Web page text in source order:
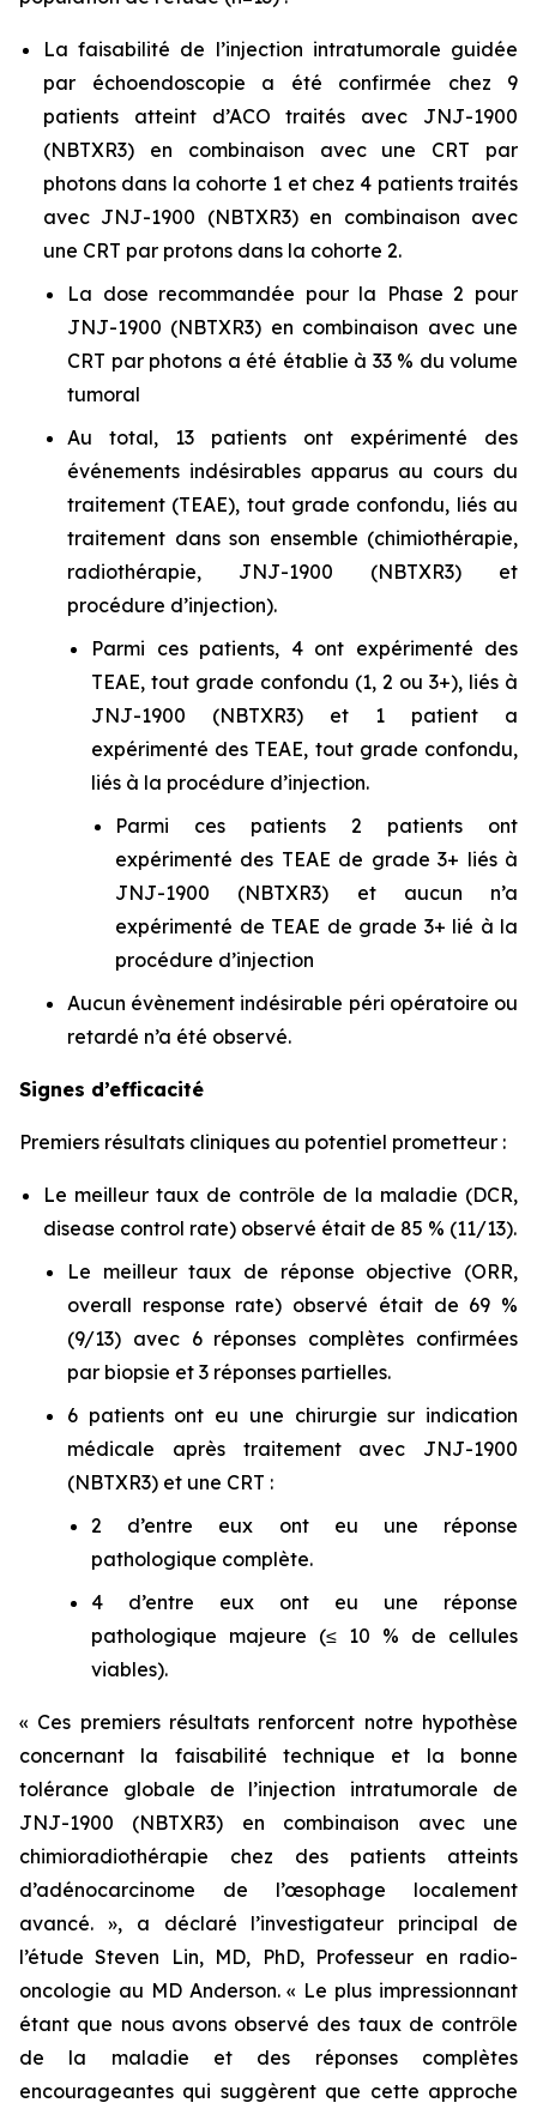
La faisabilité de l’injection intratumorale guidée
par échoendoscopie a été confirmée chez 9
patients atteint d’ACO traités avec JNJ-1900
(NBTXR3) en combinaison avec une CRT par
photons dans la cohorte 1 et chez 4 patients traités
avec JNJ-1900 (NBTXR3) en combinaison avec
une CRT par protons dans la cohorte 2.
La dose recommandée pour la Phase 2 pour
JNJ-1900 (NBTXR3) en combinaison avec une
CRT par photons a été établie à 33 % du volume
tumoral
Au total, 13 patients ont expérimenté des
événements indésirables apparus au cours du
traitement (TEAE), tout grade confondu, liés au
traitement dans son ensemble (chimiothérapie,
radiothérapie, JNJ-1900 (NBTXR3) et
procédure d’injection).
Parmi ces patients, 4 ont expérimenté des
TEAE, tout grade confondu (1, 2 ou 3+), liés à
JNJ-1900 (NBTXR3) et 1 patient a
expérimenté des TEAE, tout grade confondu,
liés à la procédure d’injection.
Parmi ces patients 2 patients ont
expérimenté des TEAE de grade 3+ liés à
JNJ-1900 (NBTXR3) et aucun n’a
expérimenté de TEAE de grade 3+ lié à la
procédure d’injection
Aucun évènement indésirable péri opératoire ou
retardé n’a été observé.
Signes d’efficacité
Premiers résultats cliniques au potentiel prometteur :
Le meilleur taux de contrôle de la maladie (DCR,
disease control rate) observé était de 85 % (11/13).
Le meilleur taux de réponse objective (ORR,
overall response rate) observé était de 69 %
(9/13) avec 6 réponses complètes confirmées
par biopsie et 3 réponses partielles.
6 patients ont eu une chirurgie sur indication
médicale après traitement avec JNJ-1900
(NBTXR3) et une CRT :
2 d’entre eux ont eu une réponse
pathologique complète.
4 d’entre eux ont eu une réponse
pathologique majeure (≤ 10 % de cellules
viables).
« Ces premiers résultats renforcent notre hypothèse
concernant la faisabilité technique et la bonne
tolérance globale de l’injection intratumorale de
JNJ-1900 (NBTXR3) en combinaison avec une
chimioradiothérapie chez des patients atteints
d’adénocarcinome de l’œsophage localement
avancé. », a déclaré l’investigateur principal de
l’étude Steven Lin, MD, PhD, Professeur en radio-
oncologie au MD Anderson.« Le plus impressionnant
étant que nous avons observé des taux de contrôle
de la maladie et des réponses complètes
encourageantes qui suggèrent que cette approche